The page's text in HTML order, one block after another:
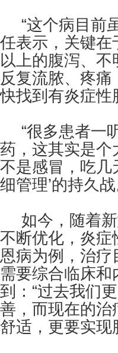
“这个病目前
任表示，关键在
以上的腹泻、
反复流脓、疼痛
快找到有炎症性
“很多患者一
药，这其实是个
不是感冒，吃几
细管理’的持久战
如今，随着
不断优化，炎症
恩病为例，治疗
需要综合临床和
到：“过去我们
善，而现在的治
舒适，更要实现